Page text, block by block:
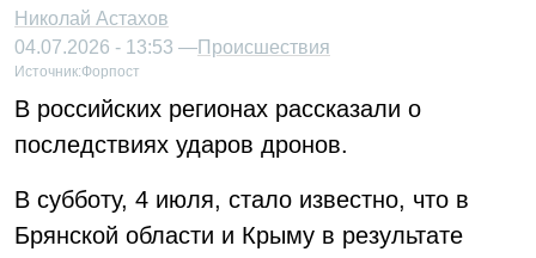
Николай Астахов
04.07.2026 - 13:53 —Происшествия
Источник:Форпост
В российских регионах рассказали о
последствиях ударов дронов.
В субботу, 4 июля, стало известно, что в
Брянской области и Крыму в результате